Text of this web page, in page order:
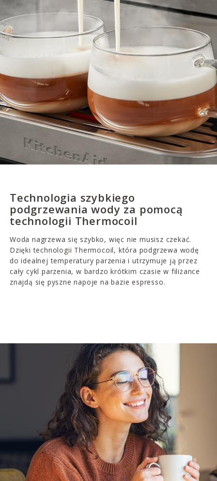
Technologia szybkiego
podgrzewania wody za pomocą
technologii Thermocoil
Woda nagrzewa się szybko, więc nie musisz czekać.
Dzięki technologii Thermocoil, która podgrzewa wodę
do idealnej temperatury parzenia i utrzymuje ją przez
cały cykl parzenia, w bardzo krótkim czasie w filiżance
znajdą się pyszne napoje na bazie espresso.